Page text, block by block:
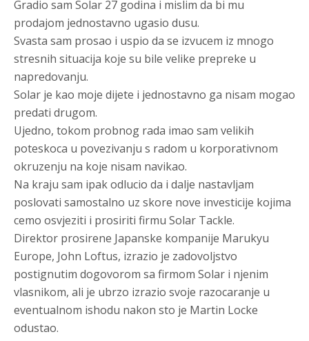
Gradio sam Solar 27 godina i mislim da bi mu
prodajom jednostavno ugasio dusu.
Svasta sam prosao i uspio da se izvucem iz mnogo
stresnih situacija koje su bile velike prepreke u
napredovanju.
Solar je kao moje dijete i jednostavno ga nisam mogao
predati drugom.
Ujedno, tokom probnog rada imao sam velikih
poteskoca u povezivanju s radom u korporativnom
okruzenju na koje nisam navikao.
Na kraju sam ipak odlucio da i dalje nastavljam
poslovati samostalno uz skore nove investicije kojima
cemo osvjeziti i prosiriti firmu Solar Tackle.
Direktor prosirene Japanske kompanije Marukyu
Europe, John Loftus, izrazio je zadovoljstvo
postignutim dogovorom sa firmom Solar i njenim
vlasnikom, ali je ubrzo izrazio svoje razocaranje u
eventualnom ishodu nakon sto je Martin Locke
odustao.